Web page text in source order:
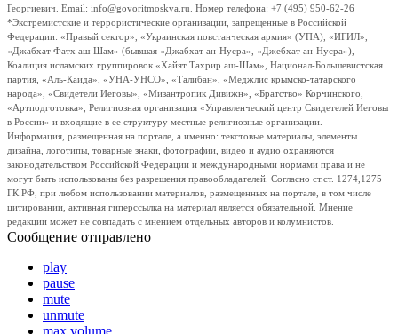
Георгиевич. Email: info@govoritmoskva.ru. Номер телефона: +7 (495) 950-62-26
*Экстремистские и террористические организации, запрещенные в Российской
Федерации: «Правый сектор», «Украинская повстанческая армия» (УПА), «ИГИЛ»,
«Джабхат Фатх аш-Шам» (бывшая «Джабхат ан-Нусра», «Джебхат ан-Нусра»),
Коалиция исламских группировок «Хайят Тахрир аш-Шам», Национал-Большевистская
партия, «Аль-Каида», «УНА-УНСО», «Талибан», «Меджлис крымско-татарского
народа», «Свидетели Иеговы», «Мизантропик Дивижн», «Братство» Корчинского,
«Артподготовка», Религиозная организация «Управленческий центр Свидетелей Иеговы
в России» и входящие в ее структуру местные религиозные организации.
Информация, размещенная на портале, а именно: текстовые материалы, элементы
дизайна, логотипы, товарные знаки, фотографии, видео и аудио охраняются
законодательством Российской Федерации и международными нормами права и не
могут быть использованы без разрешения правообладателей. Согласно ст.ст. 1274,1275
ГК РФ, при любом использовании материалов, размещенных на портале, в том числе
цитировании, активная гиперссылка на материал является обязательной. Мнение
редакции может не совпадать с мнением отдельных авторов и колумнистов.
Сообщение отправлено
play
pause
mute
unmute
max volume